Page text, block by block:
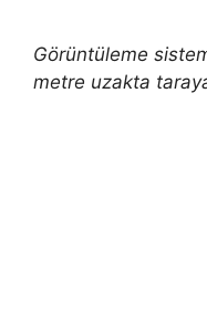
Görüntüleme
metre uzakta